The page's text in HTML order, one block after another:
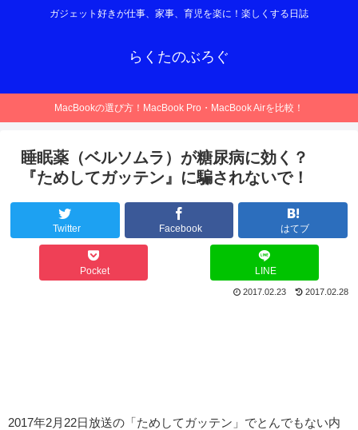
ガジェット好きが仕事、家事、育児を楽に！楽しくする日誌
らくたのぶろぐ
MacBookの選び方！MacBook Pro・MacBook Airを比較！
睡眠薬（ベルソムラ）が糖尿病に効く？
『ためしてガッテン』に騙されないで！
Twitter Facebook はてブ
Pocket LINE
2017.02.28
2017.02.23
2017年2月22日放送の「ためしてガッテン」でとんでもない内